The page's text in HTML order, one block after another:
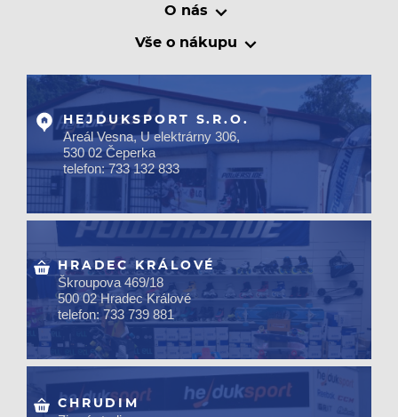
O nás
Vše o nákupu
HEJDUKSPORT S.R.O.
Areál Vesna, U elektrárny 306,
530 02 Čeperka
telefon: 733 132 833
HRADEC KRÁLOVÉ
Škroupova 469/18
500 02 Hradec Králové
telefon: 733 739 881
CHRUDIM